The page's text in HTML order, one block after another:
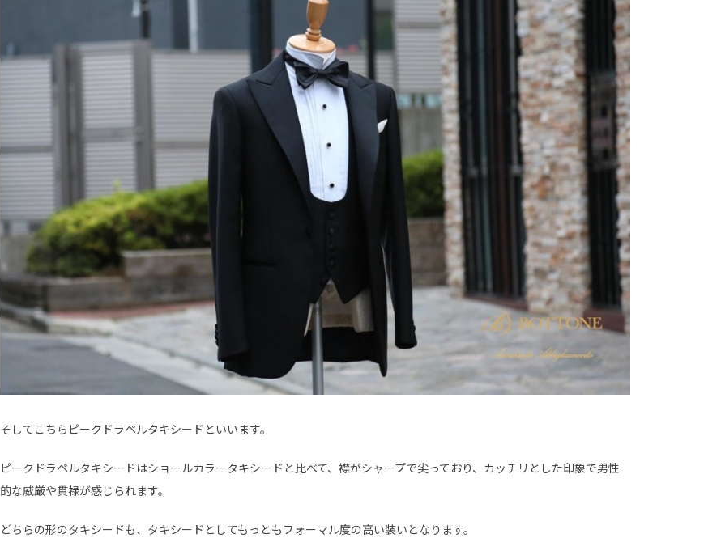
そしてこちらピークドラペルタキシードといいます。
ピークドラペルタキシードはショールカラータキシードと比べて、襟がシャープで尖っており、カッチリとした印象で男性
的な威厳や貫禄が感じられます。
どちらの形のタキシードも、タキシードとしてもっともフォーマル度の高い装いとなります。